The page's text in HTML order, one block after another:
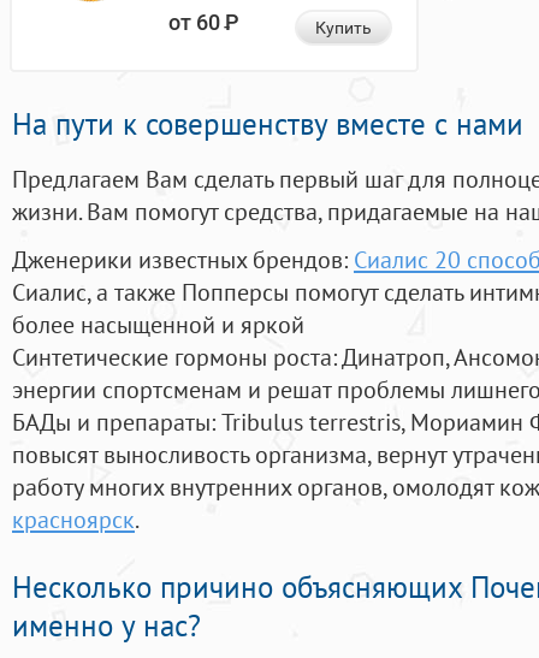
от 60Р Купить
На пути к совершенству вместе с нами
Предлагаем Вам сделать первый шаг для
жизни. Вам помогут средства, придагаемые на
Дженерики известных брендов: Сиалис 20
Сиалис, а также Попперсы помогут сделать
более насыщенной и яркой
Синтетические гормоны роста: Динатроп,
энергии спортсменам и решат проблемы
БАДы и препараты:Tribulus terrestris, Мориамин
повысят выносливость организма, вернут
работу многих внутренних органов, омолодят
красноярск.
Несколько причино объясняющих
именно у нас?